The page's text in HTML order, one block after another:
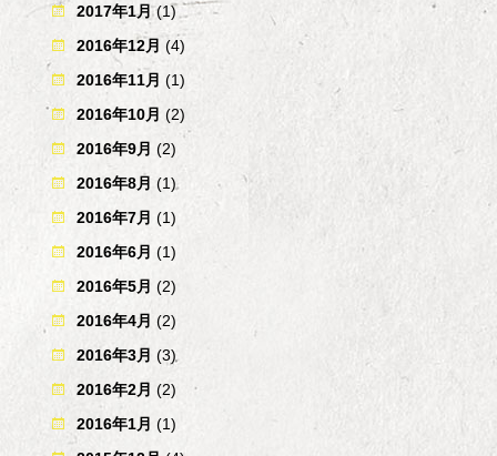
2017年1月(1)
2016年12月 (4)
2016年11月 (1)
2016年10月 (2)
2016年9月 (2)
2016年8月 (1)
2016年7月 (1)
2016年6月 (1)
2016年5月 (2)
2016年4月 (2)
2016年3月 (3)
2016年2月 (2)
2016年1月 (1)